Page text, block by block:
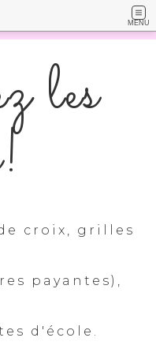
MENU
les
croix, grilles
payantes),
d'école.